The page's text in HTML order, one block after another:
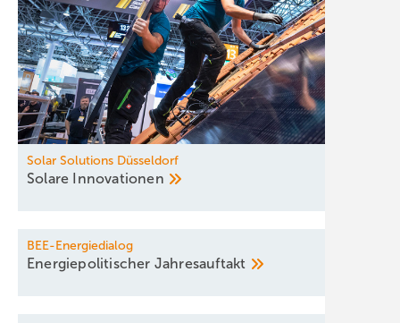
Solar Solutions Düsseldorf
Solare Innovationen
BEE-Energiedialog
Energiepolitischer Jahresauftakt